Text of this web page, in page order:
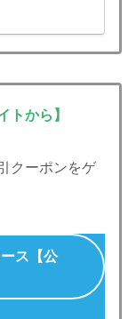
トから】
クーポンをゲ
ス【公